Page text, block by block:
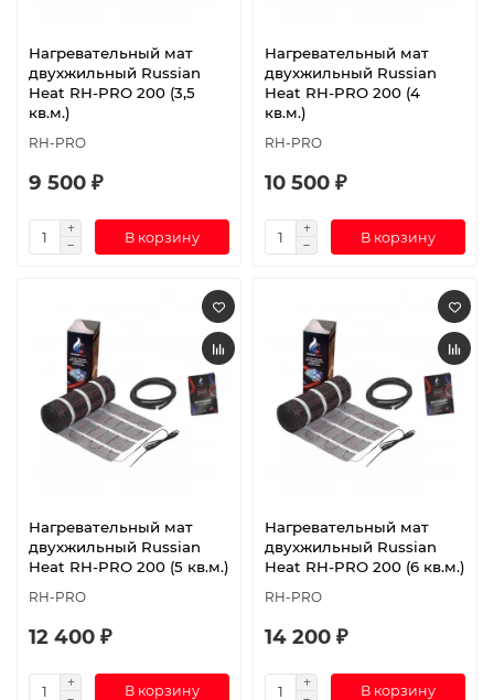
Нагревательный мат
двухжильный Russian
Heat RH-PRO 200 (3,5
кв.м.)
RH-PRO
9 500 ₽
В корзину
Нагревательный мат
двухжильный Russian
Heat RH-PRO 200 (4
кв.м.)
RH-PRO
10 500 ₽
В корзину
Нагревательный мат
двухжильный Russian
Heat RH-PRO 200 (5 кв.м.)
RH-PRO
12 400 ₽
В корзину
Нагревательный мат
двухжильный Russian
Heat RH-PRO 200 (6 кв.м.)
RH-PRO
14 200 ₽
В корзину